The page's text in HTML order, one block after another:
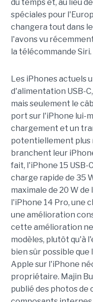
du temps et, au lieu
spéciales pour
changera tout dans
l'avons vu
la télécommande Siri.
Les iPhones actuels
d'alimentation USB-
mais seulement le
port sur l'iPhone lui-
chargement et un
potentiellement plus
branchent leur
fait, l'iPhone 15
charge rapide de 35
maximale de 20 W
l'iPhone 14 Pro, une
une amélioration
cette amélioration
modèles, plutôt qu'à
bien sûr possible que
Apple sur l'iPhone
propriétaire. Majin
publié des photos de